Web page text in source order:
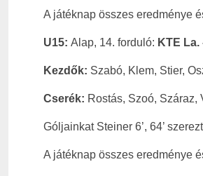
A játéknap összes eredménye
U15: Alap, 14. forduló: KTE La.
Kezdők: Szabó, Klem, Stier,
Cserék: Rostás, Szoó, Száraz,
Góljainkat Steiner 6’, 64’
A játéknap összes eredménye